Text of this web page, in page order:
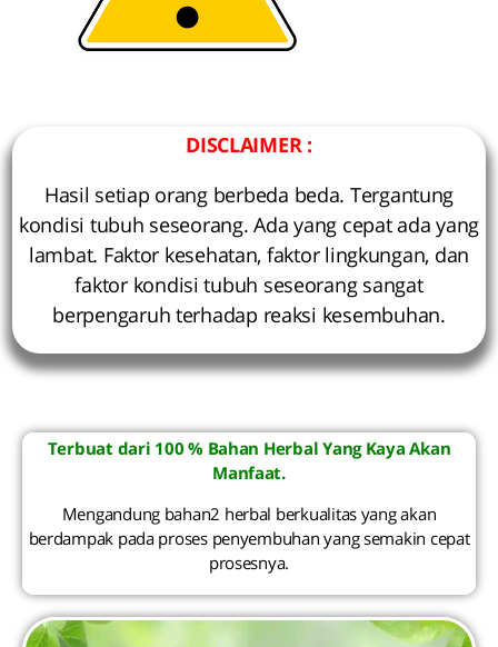
DISCLAIMER :
Hasil setiap orang berbeda beda. Tergantung
kondisi tubuh seseorang. Ada yang cepat ada yang
lambat. Faktor kesehatan, faktor lingkungan, dan
faktor kondisi tubuh seseorang sangat
berpengaruh terhadap reaksi kesembuhan.
Terbuat dari 100 % Bahan Herbal Yang Kaya Akan
Manfaat.
Mengandung bahan2 herbal berkualitas yang akan
berdampak pada proses penyembuhan yang semakin cepat
prosesnya.